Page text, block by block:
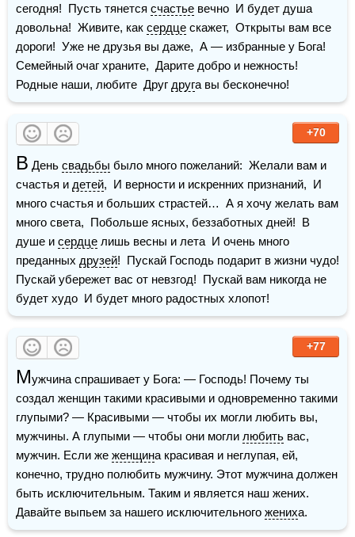
сегодня!  Пусть тянется счастье вечно  И будет душа
довольна!  Живите, как сердце скажет,  Открыты вам все
дороги!  Уже не друзья вы даже,  А — избранные у Бога!
Семейный очаг храните,  Дарите добро и нежность!
Родные наши, любите  Друг друга вы бесконечно!
+70
В День свадьбы было много пожеланий:  Желали вам и
счастья и детей,  И верности и искренних признаний,  И
много счастья и больших страстей…  А я хочу желать вам
много света,  Побольше ясных, беззаботных дней!  В
душе и сердце лишь весны и лета  И очень много
преданных друзей!  Пускай Господь подарит в жизни чудо!
Пускай убережет вас от невзгод!  Пускай вам никогда не
будет худо  И будет много радостных хлопот!
+77
Мужчина спрашивает у Бога: — Господь! Почему ты
создал женщин такими красивыми и одновременно такими
глупыми? — Красивыми — чтобы их могли любить вы,
мужчины. А глупыми — чтобы они могли любить вас,
мужчин. Если же женщина красивая и неглупая, ей,
конечно, трудно полюбить мужчину. Этот мужчина должен
быть исключительным. Таким и является наш жених.
Давайте выпьем за нашего исключительного жениха.